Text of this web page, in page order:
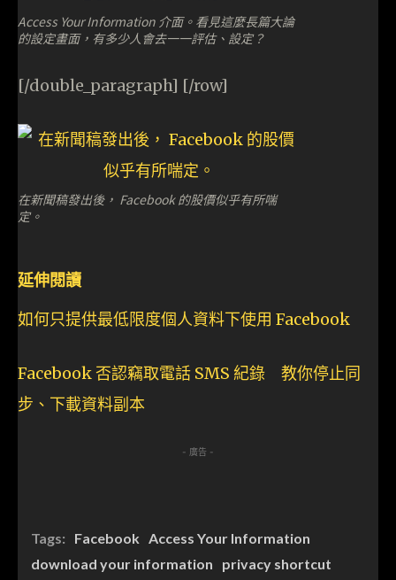
Access Your Information 介面。看見這麼長篇大論
的設定畫面，有多少人會去一一評估、設定？
[/double_paragraph] [/row]
在新聞稿發出後， Facebook 的股價似乎有所喘
定。
延伸閱讀
如何只提供最低限度個人資料下使用 Facebook
Facebook 否認竊取電話 SMS 紀錄 教你停止同
步、下載資料副本
- 廣告 -
Tags: Facebook Access Your Information
download your information
privacy shortcut